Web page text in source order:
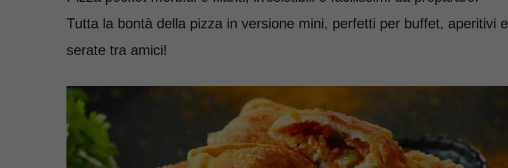
Tutta la bontà della pizza in versione mini, perfetti per buffet, aperitivi e
serate tra amici!